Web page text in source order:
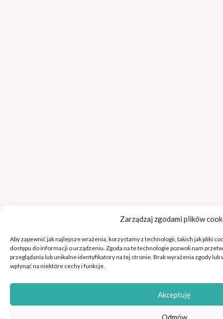
Zarządzaj zgodami plików
Aby zapewnić jak najlepsze wrażenia, korzystamy z technologii, takich jak pliki
dostępu do informacji o urządzeniu. Zgoda na te technologie pozwoli nam
przeglądania lub unikalne identyfikatory na tej stronie. Brak wyrażenia zgody
wpłynąć na niektóre cechy i funkcje.
Akceptuję
Odmów